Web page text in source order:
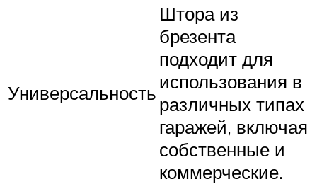
Универсальность
Штора из
брезента
подходит для
использования в
различных типах
гаражей, включая
собственные и
коммерческие.